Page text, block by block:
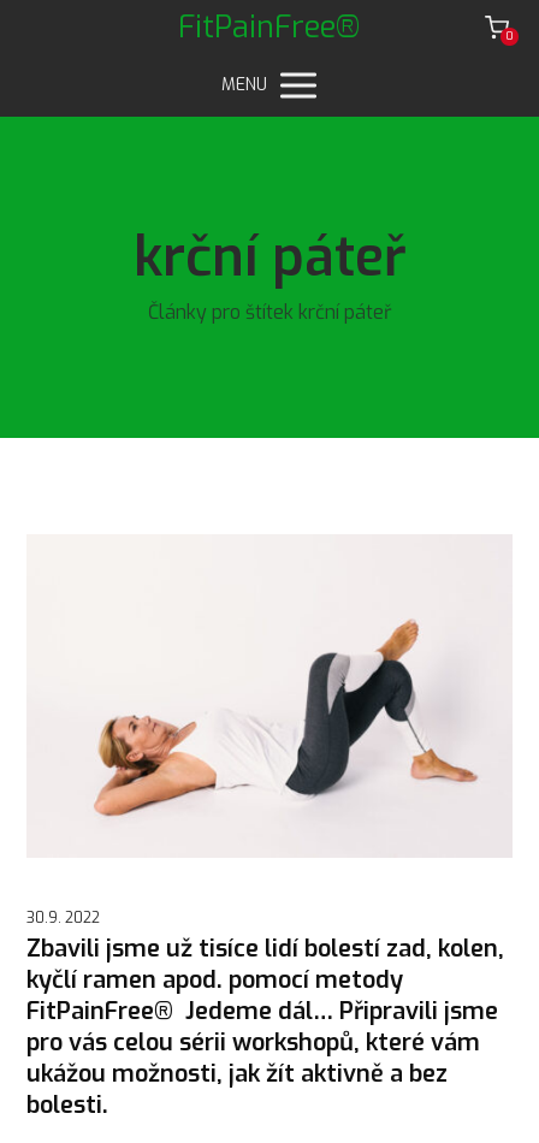
FitPainFree® 0
MENU
krční páteř
Články pro štítek krční páteř
30.9. 2022
Zbavili jsme už tisíce lidí bolestí zad, kolen,
kyčlí ramen apod. pomocí metody
FitPainFree® Jedeme dál… Připravili jsme
pro vás celou sérii workshopů, které vám
ukážou možnosti, jak žít aktivně a bez
bolesti.